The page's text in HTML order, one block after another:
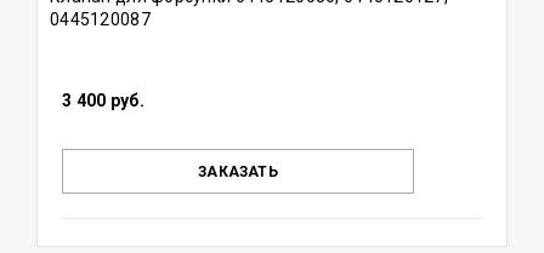
0445120087
3 400 руб.
ЗАКАЗАТЬ